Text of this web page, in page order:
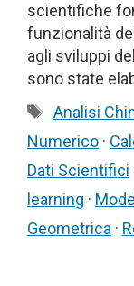
scientifiche
funzionalità
agli sviluppi
sono state
Tag
Analisi
Numerico ·
Dati Scientifici
learning ·
Geometrica ·